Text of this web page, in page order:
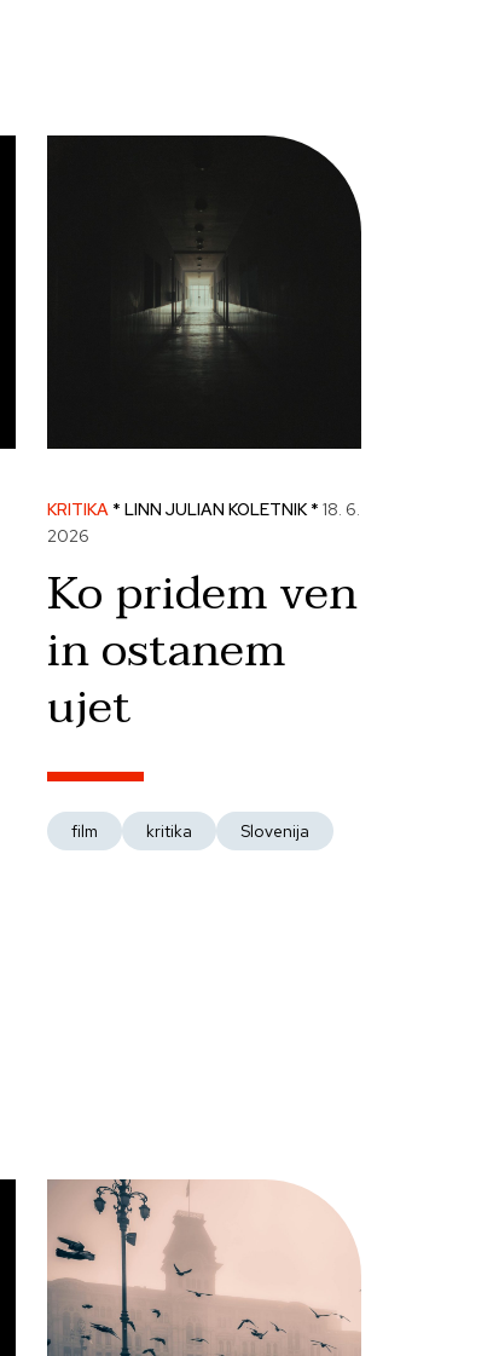
KRITIKA * LINN JULIAN KOLETNIK *18. 6.
2026
Ko pridem ven
in ostanem
ujet
film kritika Slovenija